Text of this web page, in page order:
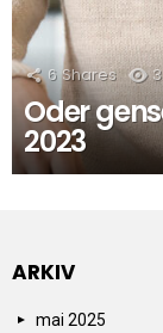
6 Shares
Oder
2023
ARKIV
mai 2025